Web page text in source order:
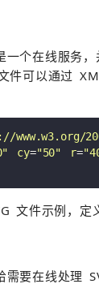
个在线服务，
件可以通过
www.w3.org/
cy="50" r=
文件示例，定
要在线处理